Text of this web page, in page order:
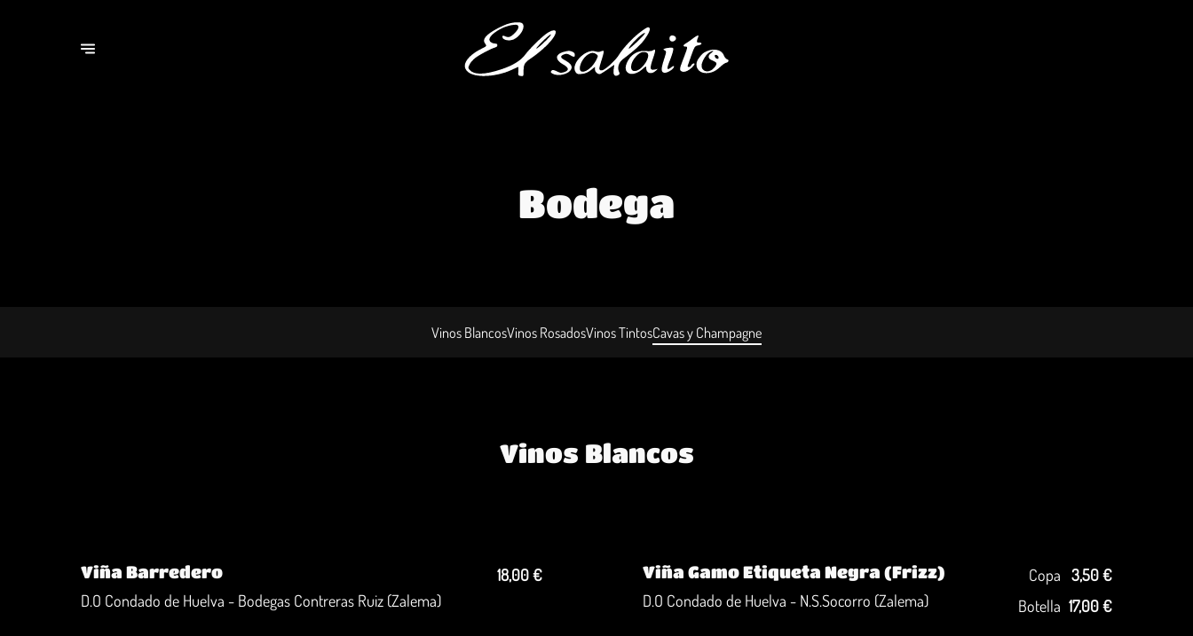
Bodega
Vinos BlancosVinos RosadosVinos TintosCavas y Champagne
Vinos Blancos
Viña Barredero
D.O Condado de Huelva - Bodegas Contreras Ruiz (Zalema)
18,00 € Viña Gamo Etiqueta Negra (Frizz)
D.O Condado de Huelva - N.S.Socorro (Zalema)
Copa 3,50 €
Botella 17,00 €